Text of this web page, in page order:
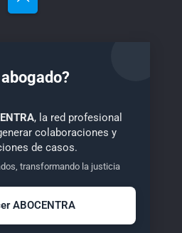
, la red profesional
colaboraciones y
de casos.
transformando la justicia
ABOCENTRA